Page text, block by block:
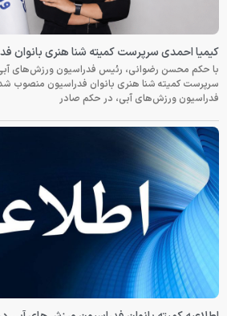
کیمیا احمدی سرپرست کمیته شنا هنری بانوان
با حکم محسن رضوانی، رئیس فدراسیون ورزش‌های
سرپرست کمیته شنا هنری بانوان فدراسیون منصوب
فدراسیون ورزش‌های آبی، در حکم صادر